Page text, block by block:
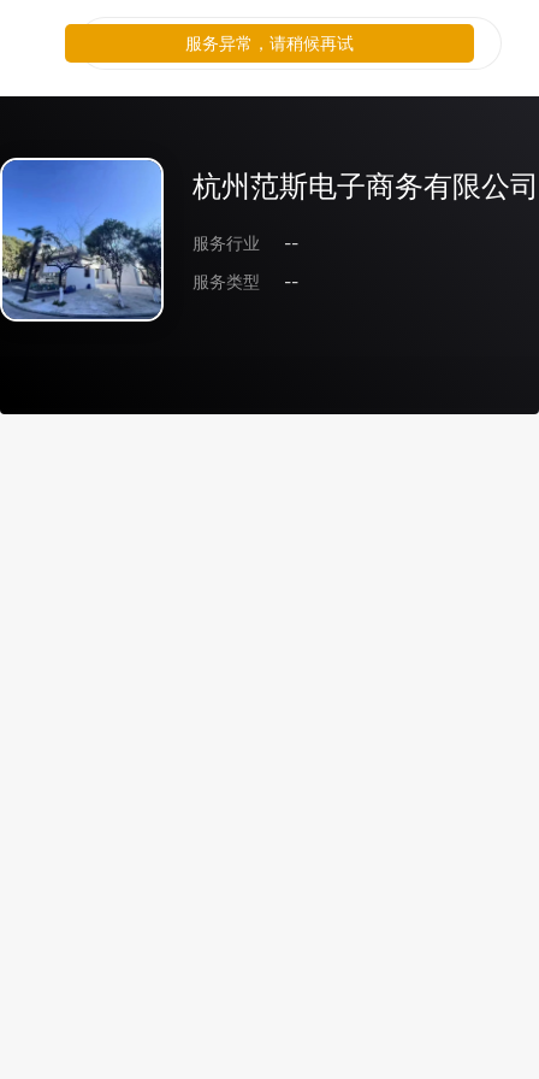
杭州范斯电子商务有限公司
服务行业
--
服务类型
--
服务异常，请稍候再试